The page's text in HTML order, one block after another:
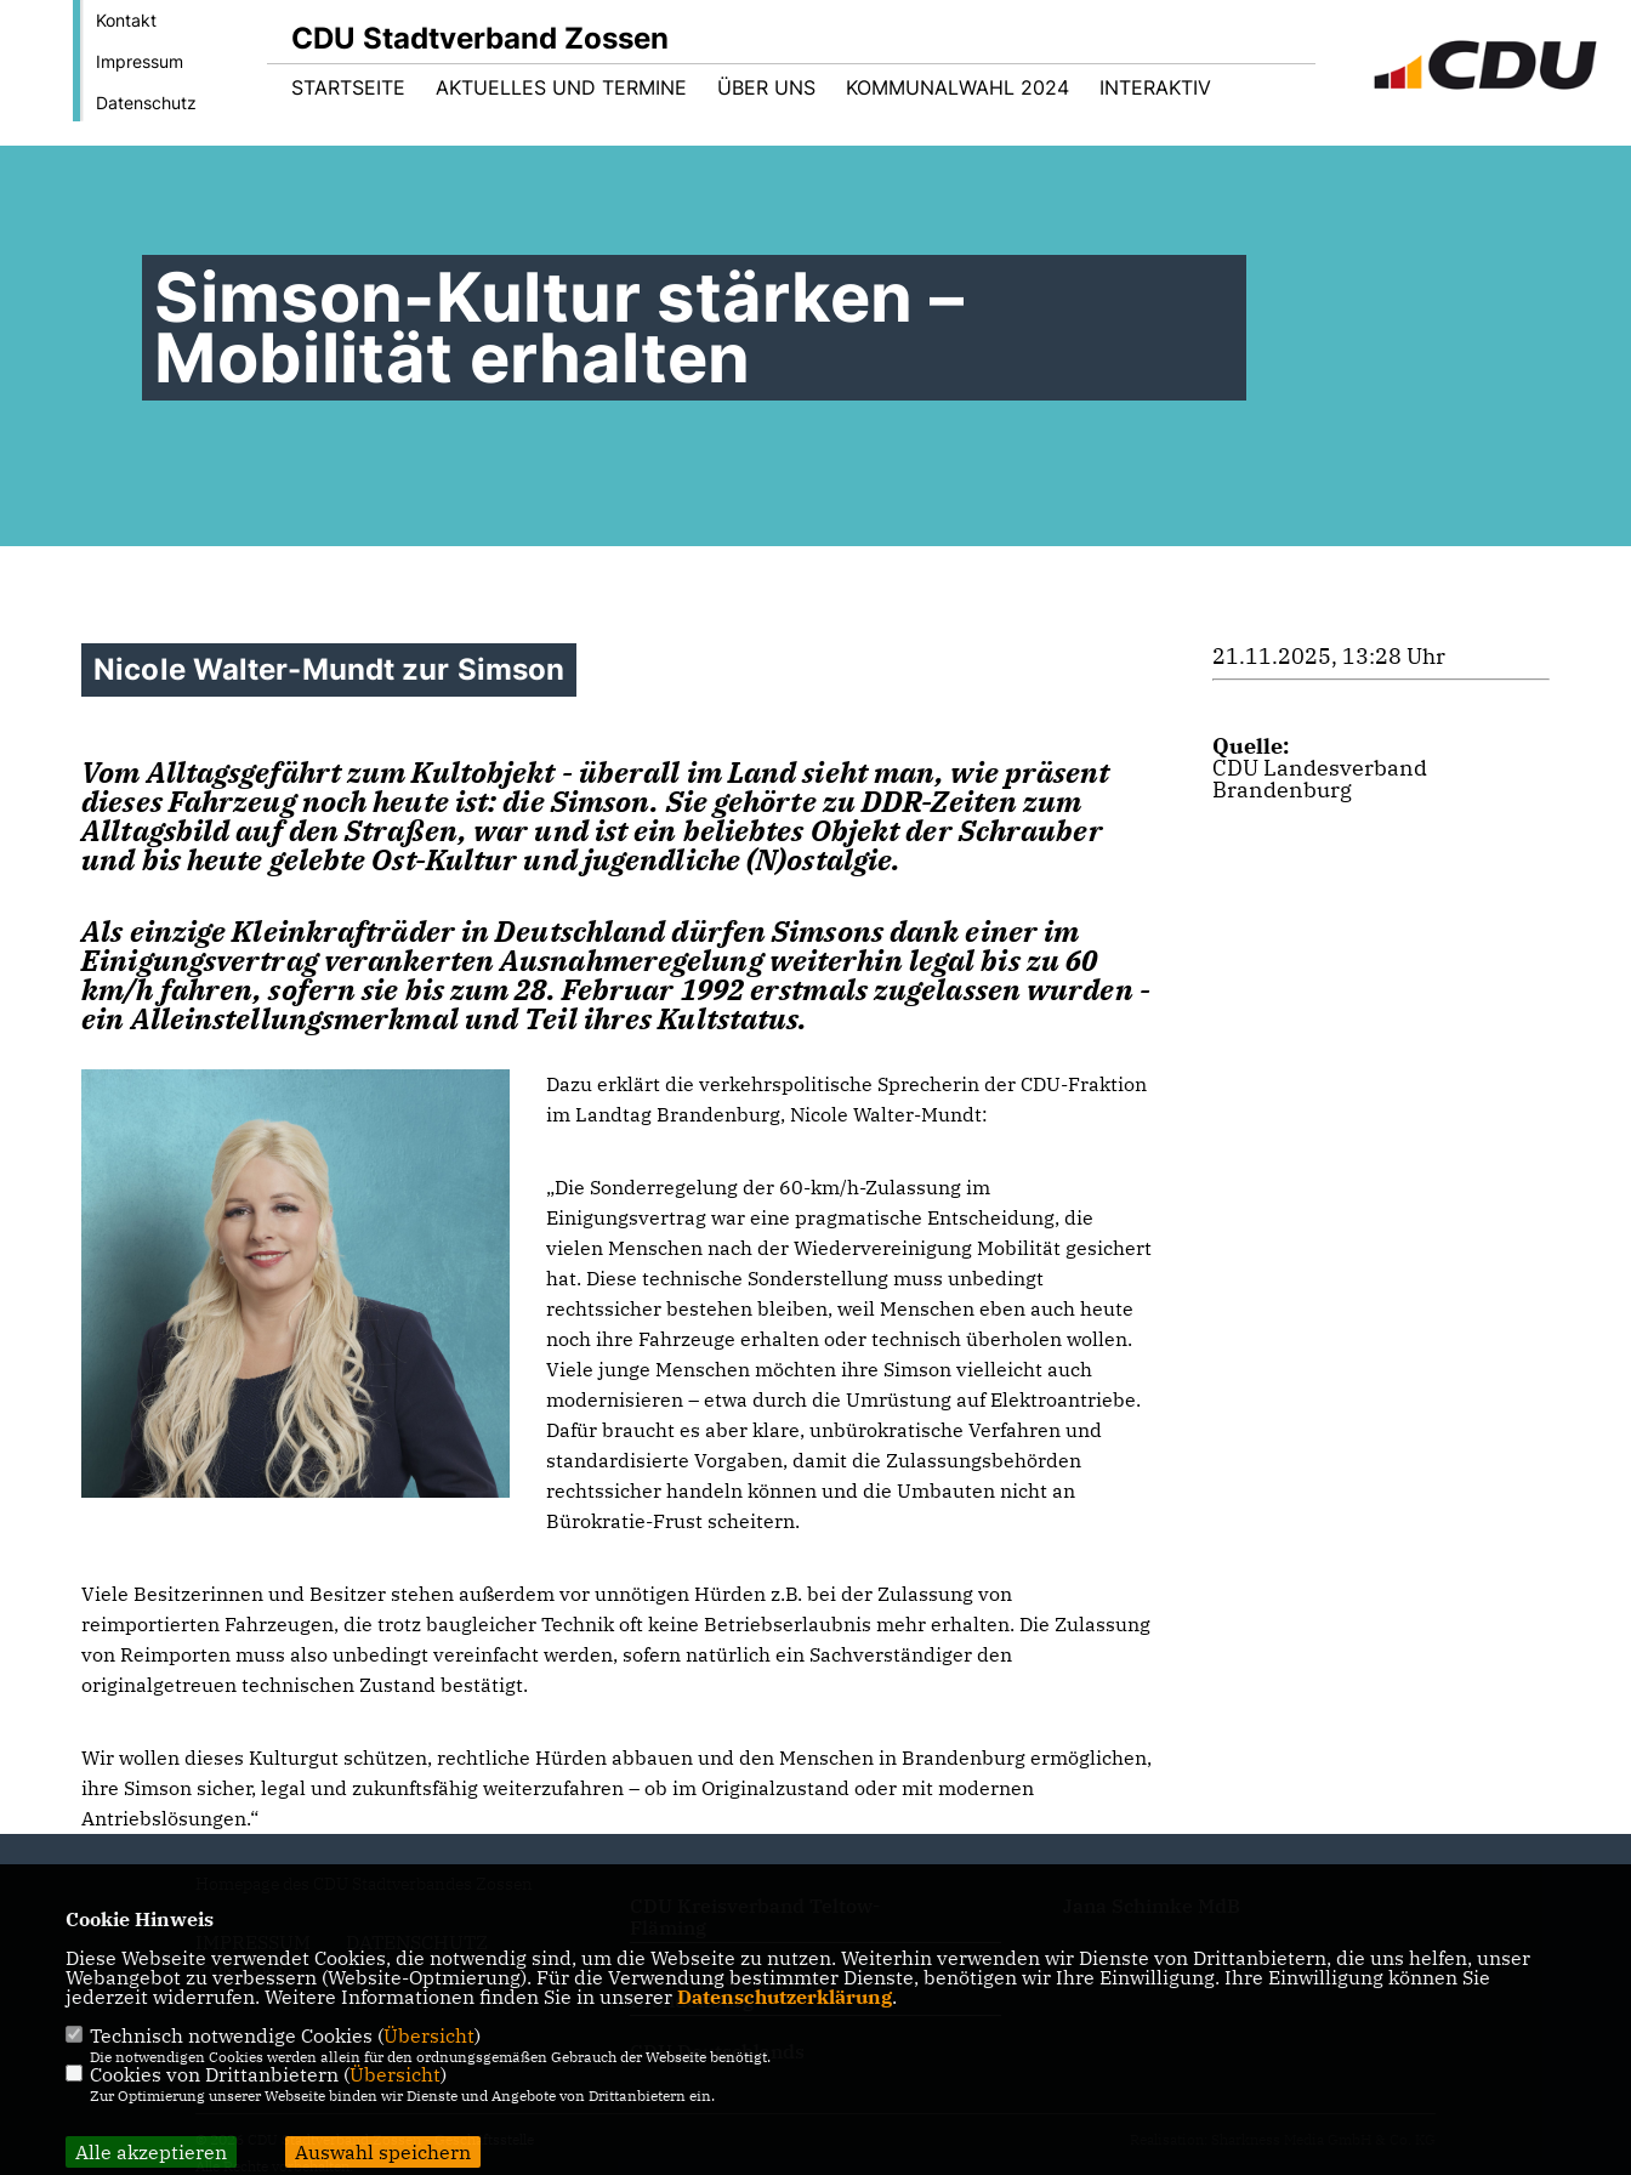
Kontakt
Impressum
Datenschutz
CDU Stadtverband Zossen
STARTSEITE AKTUELLES UND TERMINE ÜBER UNS KOMMUNALWAHL 2024 INTERAKTIV
Simson-Kultur stärken –
Mobilität erhalten
Nicole Walter-Mundt zur Simson
Vom Alltagsgefährt zum Kultobjekt - überall im Land sieht man, wie präsent
dieses Fahrzeug noch heute ist: die Simson. Sie gehörte zu DDR-Zeiten zum
Alltagsbild auf den Straßen, war und ist ein beliebtes Objekt der Schrauber
und bis heute gelebte Ost-Kultur und jugendliche (N)ostalgie.
Als einzige Kleinkrafträder in Deutschland dürfen Simsons dank einer im
Einigungsvertrag verankerten Ausnahmeregelung weiterhin legal bis zu 60
km/h fahren, sofern sie bis zum 28. Februar 1992 erstmals zugelassen wurden -
ein Alleinstellungsmerkmal und Teil ihres Kultstatus.
Dazu erklärt die verkehrspolitische Sprecherin der CDU-Fraktion
im Landtag Brandenburg, Nicole Walter-Mundt:
Die Sonderregelung der 60-km/h-Zulassung im
Einigungsvertrag war eine pragmatische Entscheidung, die
vielen Menschen nach der Wiedervereinigung Mobilität gesichert
hat. Diese technische Sonderstellung muss unbedingt
rechtssicher bestehen bleiben, weil Menschen eben auch heute
noch ihre Fahrzeuge erhalten oder technisch überholen wollen.
Viele junge Menschen möchten ihre Simson vielleicht auch
modernisieren – etwa durch die Umrüstung auf Elektroantriebe.
Dafür braucht es aber klare, unbürokratische Verfahren und
standardisierte Vorgaben, damit die Zulassungsbehörden
rechtssicher handeln können und die Umbauten nicht an
Bürokratie-Frust scheitern.
Viele Besitzerinnen und Besitzer stehen außerdem vor unnötigen Hürden z.B. bei der Zulassung von
reimportierten Fahrzeugen, die trotz baugleicher Technik oft keine Betriebserlaubnis mehr erhalten. Die Zulassung
von Reimporten muss also unbedingt vereinfacht werden, sofern natürlich ein Sachverständiger den
originalgetreuen technischen Zustand bestätigt.
Wir wollen dieses Kulturgut schützen, rechtliche Hürden abbauen und den Menschen in Brandenburg ermöglichen,
ihre Simson sicher, legal und zukunftsfähig weiterzufahren – ob im Originalzustand oder mit modernen
Antriebslösungen.“
21.11.2025, 13:28 Uhr
Quelle:
CDU Landesverband
Brandenburg
KONTAKT
CDU Landesverband
Brandenburg
CDU Deutschlands
© 2026 CDU Stadtverband Zossen - Geschäftsstelle
Alle Rechte vorbehalten.
Cookie Hinweis
Diese Webseite verwendet Cookies, die notwendig sind, um die Webseite zu nutzen. Weiterhin verwenden wir Dienste von Drittanbietern, die uns helfen, unser
Webangebot zu verbessern (Website-Optmierung). Für die Verwendung bestimmter Dienste, benötigen wir Ihre Einwilligung. Ihre Einwilligung können Sie
jederzeit widerrufen. Weitere Informationen finden Sie in unserer Datenschutzerklärung.
Technisch notwendige Cookies (Übersicht)
Die notwendigen Cookies werden allein für den ordnungsgemäßen Gebrauch der Webseite benötigt.
Cookies von Drittanbietern (Übersicht)
Zur Optimierung unserer Webseite binden wir Dienste und Angebote von Drittanbietern ein.
Alle akzeptieren Auswahl speichern